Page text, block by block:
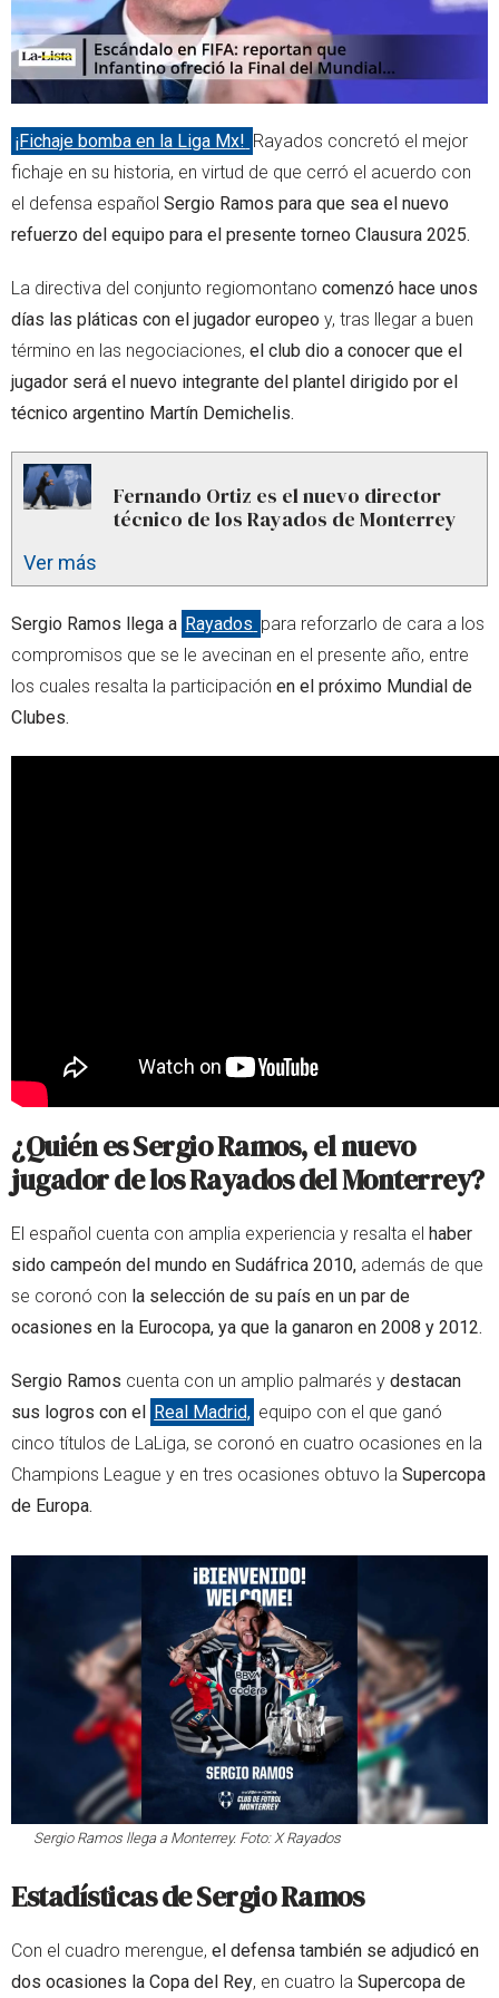
¡Fichaje bomba en la Liga Mx! Rayados concretó el mejor
fichaje en su historia, en virtud de que cerró el acuerdo con
el defensa español Sergio Ramos para que sea el nuevo
refuerzo del equipo para el presente torneo Clausura 2025.
La directiva del conjunto regiomontano comenzó hace unos
días las pláticas con el jugador europeo y, tras llegar a buen
término en las negociaciones, el club dio a conocer que el
jugador será el nuevo integrante del plantel dirigido por el
técnico argentino Martín Demichelis.
Fernando Ortiz es el nuevo director
técnico de los Rayados de Monterrey
Ver más
Sergio Ramos llega a Rayados para reforzarlo de cara a los
compromisos que se le avecinan en el presente año, entre
los cuales resalta la participación en el próximo Mundial de
Clubes.
¿Quién es Sergio Ramos, el nuevo
jugador de los Rayados del Monterrey?
El español cuenta con amplia experiencia y resalta el haber
sido campeón del mundo en Sudáfrica 2010, además de que
se coronó con la selección de su país en un par de
ocasiones en la Eurocopa, ya que la ganaron en 2008 y 2012.
Sergio Ramos cuenta con un amplio palmarés y destacan
sus logros con el Real Madrid, equipo con el que ganó
cinco títulos de LaLiga, se coronó en cuatro ocasiones en la
Champions League y en tres ocasiones obtuvo la Supercopa
de Europa.
Sergio Ramos llega a Monterrey. Foto: X Rayados
Estadísticas de Sergio Ramos
Con el cuadro merengue, el defensa también se adjudicó en
dos ocasiones la Copa del Rey, en cuatro la Supercopa de